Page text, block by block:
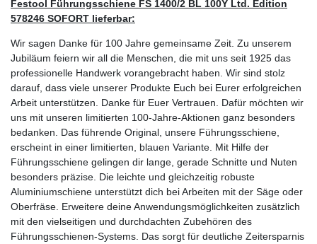
Festool Führungsschiene FS 1400/2 BL 100Y Ltd. Edition
578246 SOFORT lieferbar:
Wir sagen Danke für 100 Jahre gemeinsame Zeit. Zu unserem
Jubiläum feiern wir all die Menschen, die mit uns seit 1925 das
professionelle Handwerk vorangebracht haben. Wir sind stolz
darauf, dass viele unserer Produkte Euch bei Eurer erfolgreichen
Arbeit unterstützen. Danke für Euer Vertrauen. Dafür möchten wir
uns mit unseren limitierten 100-Jahre-Aktionen ganz besonders
bedanken. Das führende Original, unsere Führungsschiene,
erscheint in einer limitierten, blauen Variante. Mit Hilfe der
Führungsschiene gelingen dir lange, gerade Schnitte und Nuten
besonders präzise. Die leichte und gleichzeitig robuste
Aluminiumschiene unterstützt dich bei Arbeiten mit der Säge oder
Oberfräse. Erweitere deine Anwendungsmöglichkeiten zusätzlich
mit den vielseitigen und durchdachten Zubehören des
Führungsschienen-Systems. Das sorgt für deutliche Zeitersparnis